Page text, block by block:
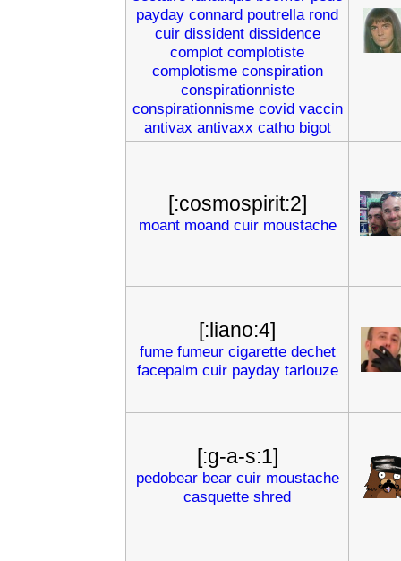
payday connard poutrella rond
cuir dissident dissidence
complot complotiste
complotisme conspiration
conspirationniste
conspirationnisme covid vaccin
antivax antivaxx catho bigot
[:cosmospirit:2]
moant moand cuir moustache
[:liano:4]
fume fumeur cigarette dechet
facepalm cuir payday tarlouze
[:g-a-s:1]
pedobear bear cuir moustache
casquette shred